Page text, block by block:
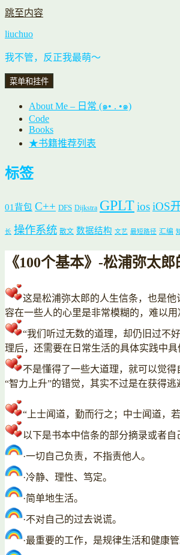
跳至内容
liuchuo
我不管，反正我最萌～
菜单和挂件
About Me – 日常 (๑• . •๑)
Code
Books
★书籍推荐列表
标签
01背包 C++ DFS Dijkstra GPLTiosiOS
长 操作系统 散文 数据结构 文艺 最短路径 汇编
《100个基本》-松浦弥太
这是松浦弥太郎的人生信条，也是
容在一些人的心里是非常模糊的，难以用
“我们听过无数的道理，却仍旧过不
理后，还需要在日常生活的具体实践中
不是懂得了一些大道理，就可以觉
“智力上升”的错觉，其实不过是在获得
“上士闻道，勤而行之；中士闻道，
以下是书本中信条的部分摘录或者自
·一切自己负责，不指责他人。
·冷静、理性、笃定。
·简单地生活。
·不对自己的过去说谎。
·最重要的工作，是规律生活和健康管